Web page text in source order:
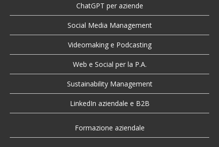
ChatGPT per aziende
Social Media Management
Videomaking e Podcasting
Web e Social per la P.A.
Sustainability Management
LinkedIn aziendale e B2B
Formazione aziendale